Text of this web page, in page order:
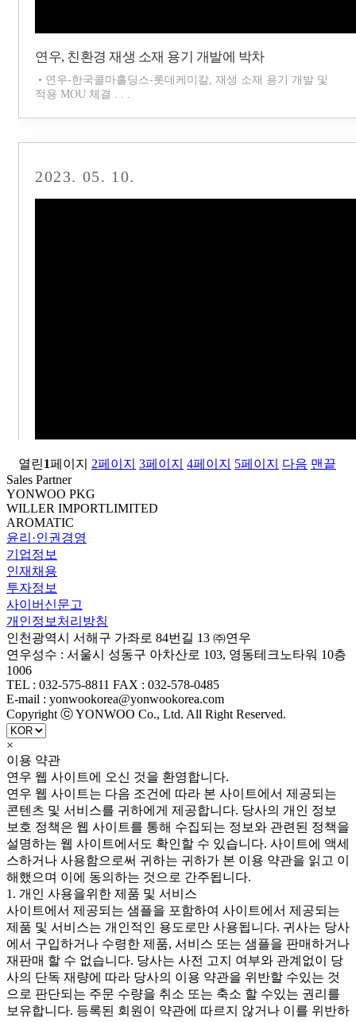
연우, 친환경 재생 소재 용기 개발에 박차
• 연우-한국콜마홀딩스-롯데케미칼, 재생 소재 용기 개발 및
적용 MOU 체결 . . .
2023. 05. 10.
YONWOO, 생산혁신의 꽃을 피우다
열린1페이지 2페이지 3페이지 4페이지 5페이지 다음 맨끝
Sales Partner
YONWOO PKG
WILLER IMPORTLIMITED
AROMATIC
윤리·인권경영
기업정보
인재채용
투자정보
사이버신문고
개인정보처리방침
인천광역시 서해구 가좌로 84번길 13 ㈜연우
연우성수 : 서울시 성동구 아차산로 103, 영동테크노타워 10층
1006
TEL : 032-575-8811 FAX : 032-578-0485
E-mail : yonwookorea@yonwookorea.com
Copyright ⓒ YONWOO Co., Ltd. All Right Reserved.
×
이용 약관
연우 웹 사이트에 오신 것을 환영합니다.
연우 웹 사이트는 다음 조건에 따라 본 사이트에서 제공되는
콘텐츠 및 서비스를 귀하에게 제공합니다. 당사의 개인 정보
보호 정책은 웹 사이트를 통해 수집되는 정보와 관련된 정책을
설명하는 웹 사이트에서도 확인할 수 있습니다. 사이트에 액세
스하거나 사용함으로써 귀하는 귀하가 본 이용 약관을 읽고 이
해했으며 이에 동의하는 것으로 간주됩니다.
1. 개인 사용을위한 제품 및 서비스
사이트에서 제공되는 샘플을 포함하여 사이트에서 제공되는
제품 및 서비스는 개인적인 용도로만 사용됩니다. 귀사는 당사
에서 구입하거나 수령한 제품, 서비스 또는 샘플을 판매하거나
재판매 할 수 없습니다. 당사는 사전 고지 여부와 관계없이 당
사의 단독 재량에 따라 당사의 이용 약관을 위반할 수있는 것
으로 판단되는 주문 수량을 취소 또는 축소 할 수있는 권리를
보유합니다. 등록된 회원이 약관에 따르지 않거나 이를 위반하